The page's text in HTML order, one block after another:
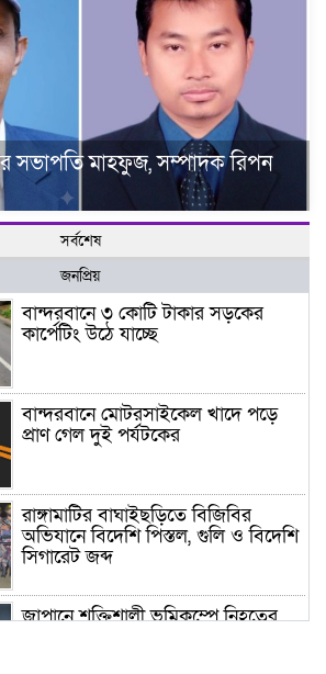
সভাপতি মাহফুজ, সম্পাদক রিপন
সর্বশেষ
জনপ্রিয়
বান্দরবানে ৩ কোটি টাকার সড়কের
কার্পেটিং উঠে যাচ্ছে
বান্দরবানে মোটরসাইকেল খাদে পড়ে
প্রাণ গেল দুই পর্যটকের
রাঙ্গামাটির বাঘাইছড়িতে বিজিবির
অভিযানে বিদেশি পিস্তল, গুলি ও বিদেশি
সিগারেট জব্দ
জাপানে শক্তিশালী ভূমিকম্পে নিহতের